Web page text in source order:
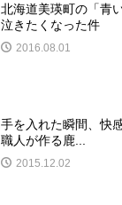
北海道美瑛町の「青
泣きたくなった件
2016.08.01
手を入れた瞬間、快
職人が作る鹿...
2015.12.02